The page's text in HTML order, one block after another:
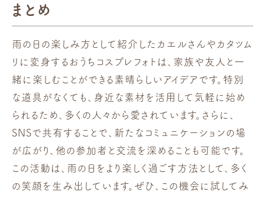
まとめ
雨の日の楽しみ方として紹介したカエルさんやカタツム
リに変身するおうちコスプレフォトは、家族や友人と一
緒に楽しむことができる素晴らしいアイデアです。特別
な道具がなくても、身近な素材を活用して気軽に始め
られるため、多くの人々から愛されています。さらに、
SNSで共有することで、新たなコミュニケーションの場
が広がり、他の参加者と交流を深めることも可能です。
この活動は、雨の日をより楽しく過ごす方法として、多く
の笑顔を生み出しています。ぜひ、この機会に試してみ